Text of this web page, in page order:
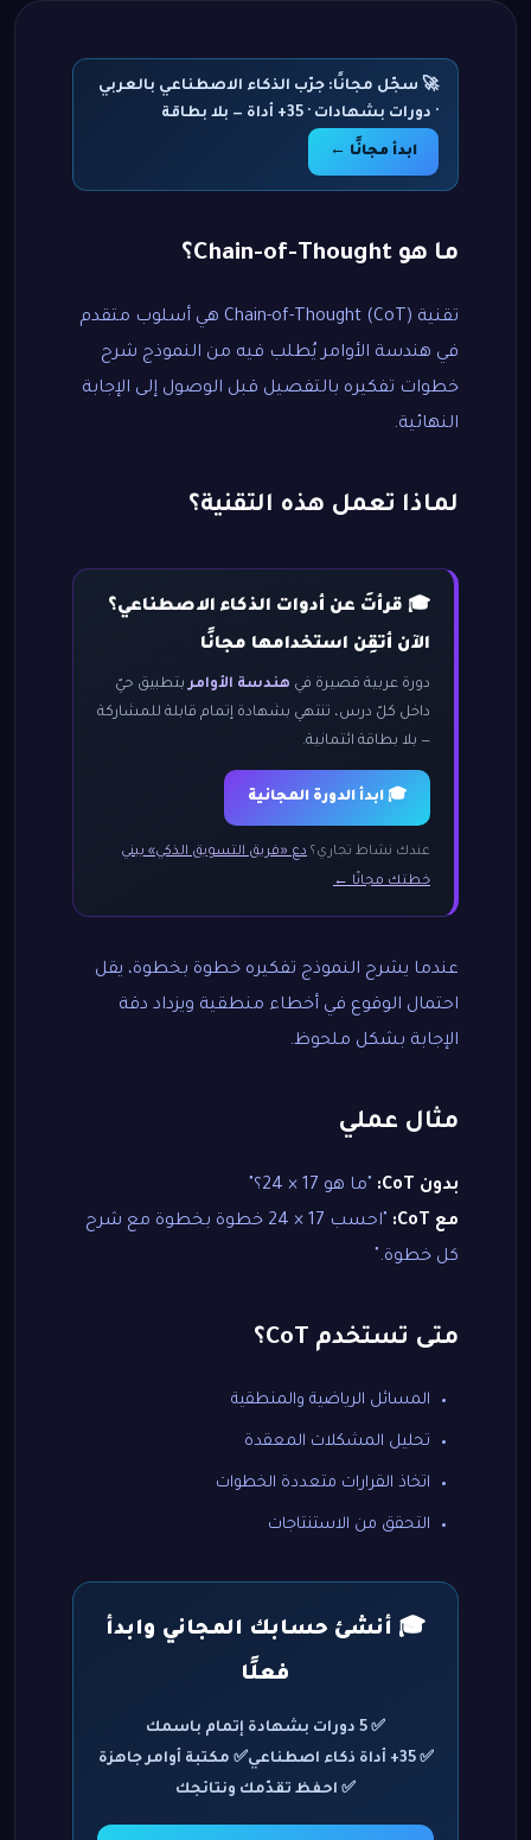
🚀 سجّل مجانًا: جرّب الذكاء الاصطناعي بالعربي
· دورات بشهادات · 35+ أداة — بلا بطاقة
ابدأ مجانًا ←
ما هو Chain-of-Thought؟
تقنية Chain-of-Thought (CoT) هي أسلوب متقدم
في هندسة الأوامر يُطلب فيه من النموذج شرح
خطوات تفكيره بالتفصيل قبل الوصول إلى الإجابة
النهائية.
لماذا تعمل هذه التقنية؟
🎓 قرأتَ عن أدوات الذكاء الاصطناعي؟
الآن أتقِن استخدامها مجانًا
دورة عربية قصيرة في هندسة الأوامربتطبيق حيّ
داخل كلّ درس، تنتهي بشهادة إتمام قابلة للمشاركة
— بلا بطاقة ائتمانية.
🎓 ابدأ الدورة المجانية
عندك نشاط تجاري؟ دع «فريق التسويق الذكي» يبني
خطتك مجانًا ←
عندما يشرح النموذج تفكيره خطوة بخطوة، يقل
احتمال الوقوع في أخطاء منطقية ويزداد دقة
الإجابة بشكل ملحوظ.
مثال عملي
بدون CoT:
"ما هو 17 × 24؟"
مع CoT:
"احسب 17 × 24 خطوة بخطوة مع شرح
كل خطوة."
متى تستخدم CoT؟
المسائل الرياضية والمنطقية
تحليل المشكلات المعقدة
اتخاذ القرارات متعددة الخطوات
التحقق من الاستنتاجات
🎓 أنشئ حسابك المجاني وابدأ
فعلًا
✅ 5 دورات بشهادة إتمام باسمك
✅ 35+ أداة ذكاء اصطناعي
✅ مكتبة أوامر جاهزة
✅ احفظ تقدّمك ونتائجك